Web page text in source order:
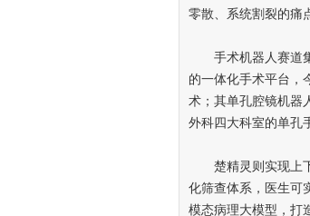
零散、系统割裂的痛
手术机器人赛道集
的一体化手术平台，
术；其单孔腔镜机器
外科四大科室的单孔
楚精灵则实现上下
化筛查体系，医生可
模态病理大模型，打